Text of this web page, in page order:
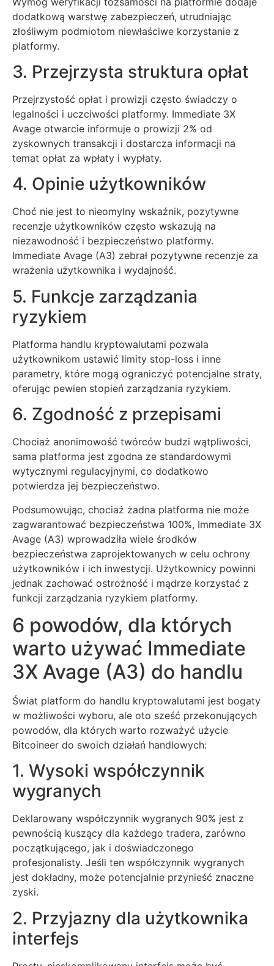
dodatkową warstwę zabezpieczeń, utrudniając
złośliwym podmiotom niewłaściwe korzystanie z
platformy.
3. Przejrzysta struktura opłat
Przejrzystość opłat i prowizji często świadczy o
legalności i uczciwości platformy. Immediate 3X
Avage otwarcie informuje o prowizji 2% od
zyskownych transakcji i dostarcza informacji na
temat opłat za wpłaty i wypłaty.
4. Opinie użytkowników
Choć nie jest to nieomylny wskaźnik, pozytywne
recenzje użytkowników często wskazują na
niezawodność i bezpieczeństwo platformy.
Immediate Avage (A3) zebrał pozytywne recenzje za
wrażenia użytkownika i wydajność.
5. Funkcje zarządzania
ryzykiem
Platforma handlu kryptowalutami pozwala
użytkownikom ustawić limity stop-loss i inne
parametry, które mogą ograniczyć potencjalne straty,
oferując pewien stopień zarządzania ryzykiem.
6. Zgodność z przepisami
Chociaż anonimowość twórców budzi wątpliwości,
sama platforma jest zgodna ze standardowymi
wytycznymi regulacyjnymi, co dodatkowo
potwierdza jej bezpieczeństwo.
Podsumowując, chociaż żadna platforma nie może
zagwarantować bezpieczeństwa 100%, Immediate 3X
Avage (A3) wprowadziła wiele środków
bezpieczeństwa zaprojektowanych w celu ochrony
użytkowników i ich inwestycji. Użytkownicy powinni
jednak zachować ostrożność i mądrze korzystać z
funkcji zarządzania ryzykiem platformy.
6 powodów, dla których
warto używać Immediate
3X Avage (A3) do handlu
Świat platform do handlu kryptowalutami jest bogaty
w możliwości wyboru, ale oto sześć przekonujących
powodów, dla których warto rozważyć użycie
Bitcoineer do swoich działań handlowych:
1. Wysoki współczynnik
wygranych
Deklarowany współczynnik wygranych 90% jest z
pewnością kuszący dla każdego tradera, zarówno
początkującego, jak i doświadczonego
profesjonalisty. Jeśli ten współczynnik wygranych
jest dokładny, może potencjalnie przynieść znaczne
zyski.
2. Przyjazny dla użytkownika
interfejs